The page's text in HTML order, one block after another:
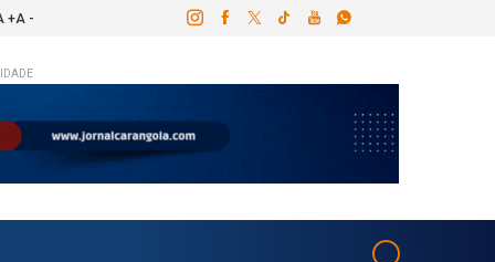
+A -